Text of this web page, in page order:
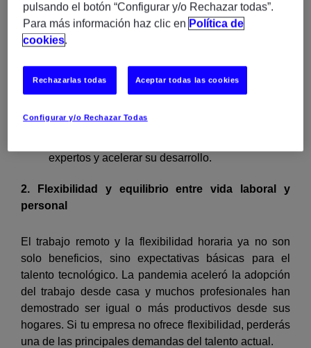
Formación continua: Organiza talleres, cursos
en línea y certificaciones especializadas.
oportunidades para resolver problemas
Mentoría: Ofrece programas de mentoría interna
expertos y acelerar su desarrollo.
2. Flexibilidad y equilibrio entre vida laboral y
personal
El trabajo remoto y la flexibilidad horaria ya no son
solo beneficios, sino expectativas básicas para el
talento tecnológico. La pandemia aceleró la adopción
del trabajo desde casa y muchos profesionales han
demostrado ser igual o más productivos desde sus
hogares. Si tu empresa no ofrece flexibilidad, perderás
una de las principales demandas del talento actual.
pulsando el botón “Configurar y/o Rechazar todas”.
Para más información haz clic en Política de
cookies.
Configurar y/o Rechazar Todas
Rechazarlas todas Aceptar todas las cookies